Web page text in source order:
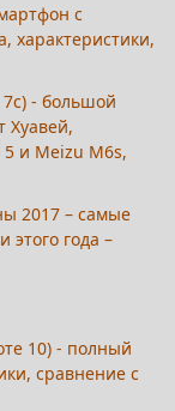
с
характеристики,
- большой
Хуавей,
5 и Meizu M6s,
2017 – самые
года –
10) - полный
сравнение с